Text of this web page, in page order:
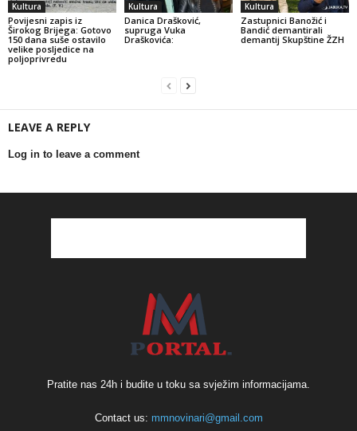
Kultura
Povijesni zapis iz
Širokog Brijega: Gotovo
150 dana suše ostavilo
velike posljedice na
poljoprivredu
Kultura
Danica Drašković,
supruga Vuka
Draškovića:
Kultura
Zastupnici Banožić i
Bandić demantirali
demantij Skupštine ŽZH
LEAVE A REPLY
Log in to leave a comment
Pratite nas 24h i budite u toku sa svježim informacijama.
Contact us: mmnovinari@gmail.com